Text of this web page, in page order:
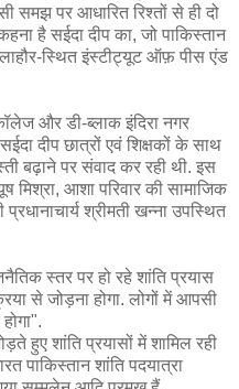
समझ पर आधारित रिश्तों से ही दो
है सईदा दीप का, जो पाकिस्तान
लाहौर-स्थित इंस्टीट्यूट ऑफ़ पीस एंड
और डी-ब्लाक इंदिरा नगर
दीप छात्रों एवं शिक्षकों के साथ
बढ़ाने पर संवाद कर रही थी. इस
मिश्रा, आशा परिवार की सामाजिक
श्रीमती खन्ना उपस्थित
स्तर पर हो रहे शांति प्रयास
से जोड़ना होगा. लोगों में आपसी
हुए शांति प्रयासों में शामिल रही
पाकिस्तान शांति पदयात्रा